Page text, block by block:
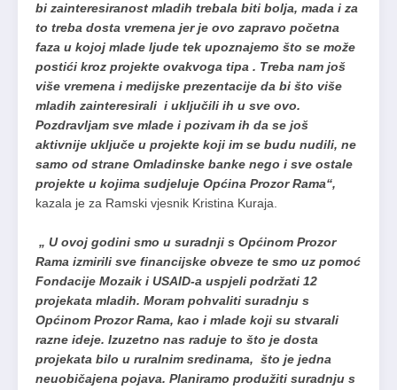
bi zainteresiranost mladih trebala biti bolja, mada i za
to treba dosta vremena jer je ovo zapravo početna
faza u kojoj mlade ljude tek upoznajemo što se može
postići kroz projekte ovakvoga tipa . Treba nam još
više vremena i medijske prezentacije da bi što više
mladih zainteresirali i uključili ih u sve ovo.
Pozdravljam sve mlade i pozivam ih da se još
aktivnije uključe u projekte koji im se budu nudili, ne
samo od strane Omladinske banke nego i sve ostale
projekte u kojima sudjeluje Općina Prozor Rama“,
kazala je za Ramski vjesnik Kristina Kuraja.
„ U ovoj godini smo u suradnji s Općinom Prozor
Rama izmirili sve financijske obveze te smo uz pomoć
Fondacije Mozaik i USAID-a uspjeli podržati 12
projekata mladih. Moram pohvaliti suradnju s
Općinom Prozor Rama, kao i mlade koji su stvarali
razne ideje. Izuzetno nas raduje to što je dosta
projekata bilo u ruralnim sredinama, što je jedna
neuobičajena pojava. Planiramo produžiti suradnju s